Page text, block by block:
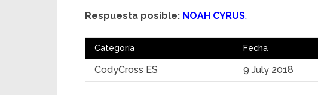
Respuesta posible: NOAH CYRUS,
Categoría Fecha
CodyCross ES 9 July 2018